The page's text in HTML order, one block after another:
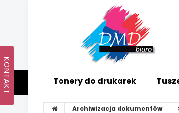
Tonery do drukarek
Archiwizacja dokumentów